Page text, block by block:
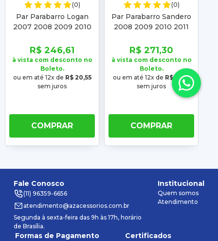
(0)
Par Parabarro Logan
2007 2008 2009 2010
2008 2009 2010 2011
2012 2013 2014
R$ 246,61
à vista com desconto no
Boleto.
ou em até 12x de R$ 20,55
sem juros
COMPRAR
(0)
Par Parabarro Sandero
2008 2009 2010 2011
2007 2008 2009 2010
2011 2012 2013
R$ 271,30
à vista com desconto no
Boleto.
ou em até 12x de R$ 22,61
sem juros
COMPRAR
Fale Conosco
(11) 96359-6656
atendimento@azacessorios.com.br
Segunda à sexta-feira das 9h às 17h, horário
de Brasília.
Institucional
Quem somos
Atendimento
Formas de Pagamento Certificados